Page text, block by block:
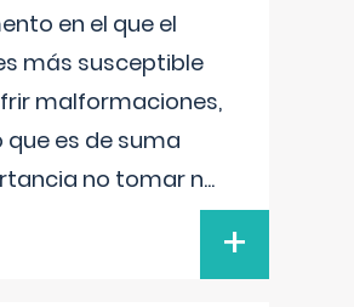
en el que el
más susceptible
malformaciones,
que es de suma
no tomar n...
+